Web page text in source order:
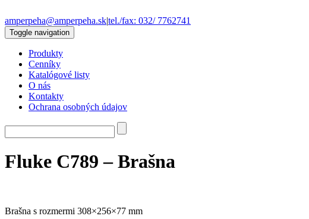
amperpeha@amperpeha.sk|tel./fax: 032/ 7762741
Toggle navigation
Produkty
Cenníky
Katalógové listy
O nás
Kontakty
Ochrana osobných údajov
Fluke C789 – Brašna
Brašna s rozmermi 308×256×77 mm